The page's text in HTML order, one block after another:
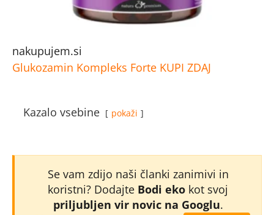
nakupujem.si
Glukozamin Kompleks Forte KUPI ZDAJ
Kazalo vsebine pokaži
Se vam zdijo naši članki zanimivi in
koristni? Dodajte Bodi eko kot svoj
priljubljen vir novic na Googlu.